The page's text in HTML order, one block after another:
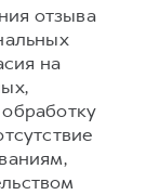
отзыва
на